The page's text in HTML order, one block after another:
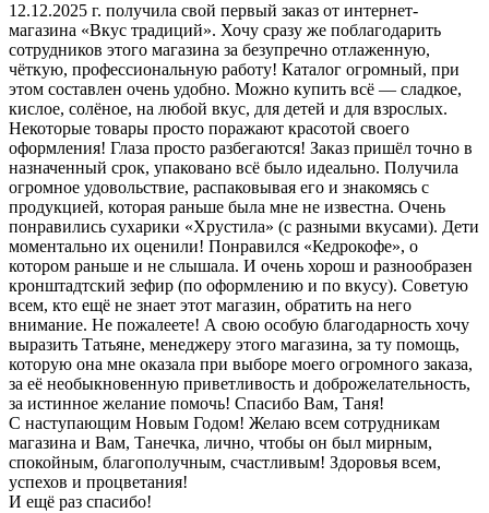
12.12.2025 г. получила свой первый заказ от интернет-
магазина «Вкус традиций». Хочу сразу же поблагодарить
сотрудников этого магазина за безупречно отлаженную,
чёткую, профессиональную работу! Каталог огромный, при
этом составлен очень удобно. Можно купить всё — сладкое,
кислое, солёное, на любой вкус, для детей и для взрослых.
Некоторые товары просто поражают красотой своего
оформления! Глаза просто разбегаются! Заказ пришёл точно в
назначенный срок, упаковано всё было идеально. Получила
огромное удовольствие, распаковывая его и знакомясь с
продукцией, которая раньше была мне не известна. Очень
понравились сухарики «Хрустила» (с разными вкусами). Дети
моментально их оценили! Понравился «Кедрокофе», о
котором раньше и не слышала. И очень хорош и разнообразен
кронштадтский зефир (по оформлению и по вкусу). Советую
всем, кто ещё не знает этот магазин, обратить на него
внимание. Не пожалеете! А свою особую благодарность хочу
выразить Татьяне, менеджеру этого магазина, за ту помощь,
которую она мне оказала при выборе моего огромного заказа,
за её необыкновенную приветливость и доброжелательность,
за истинное желание помочь! Спасибо Вам, Таня!
С наступающим Новым Годом! Желаю всем сотрудникам
магазина и Вам, Танечка, лично, чтобы он был мирным,
спокойным, благополучным, счастливым! Здоровья всем,
успехов и процветания!
И ещё раз спасибо!